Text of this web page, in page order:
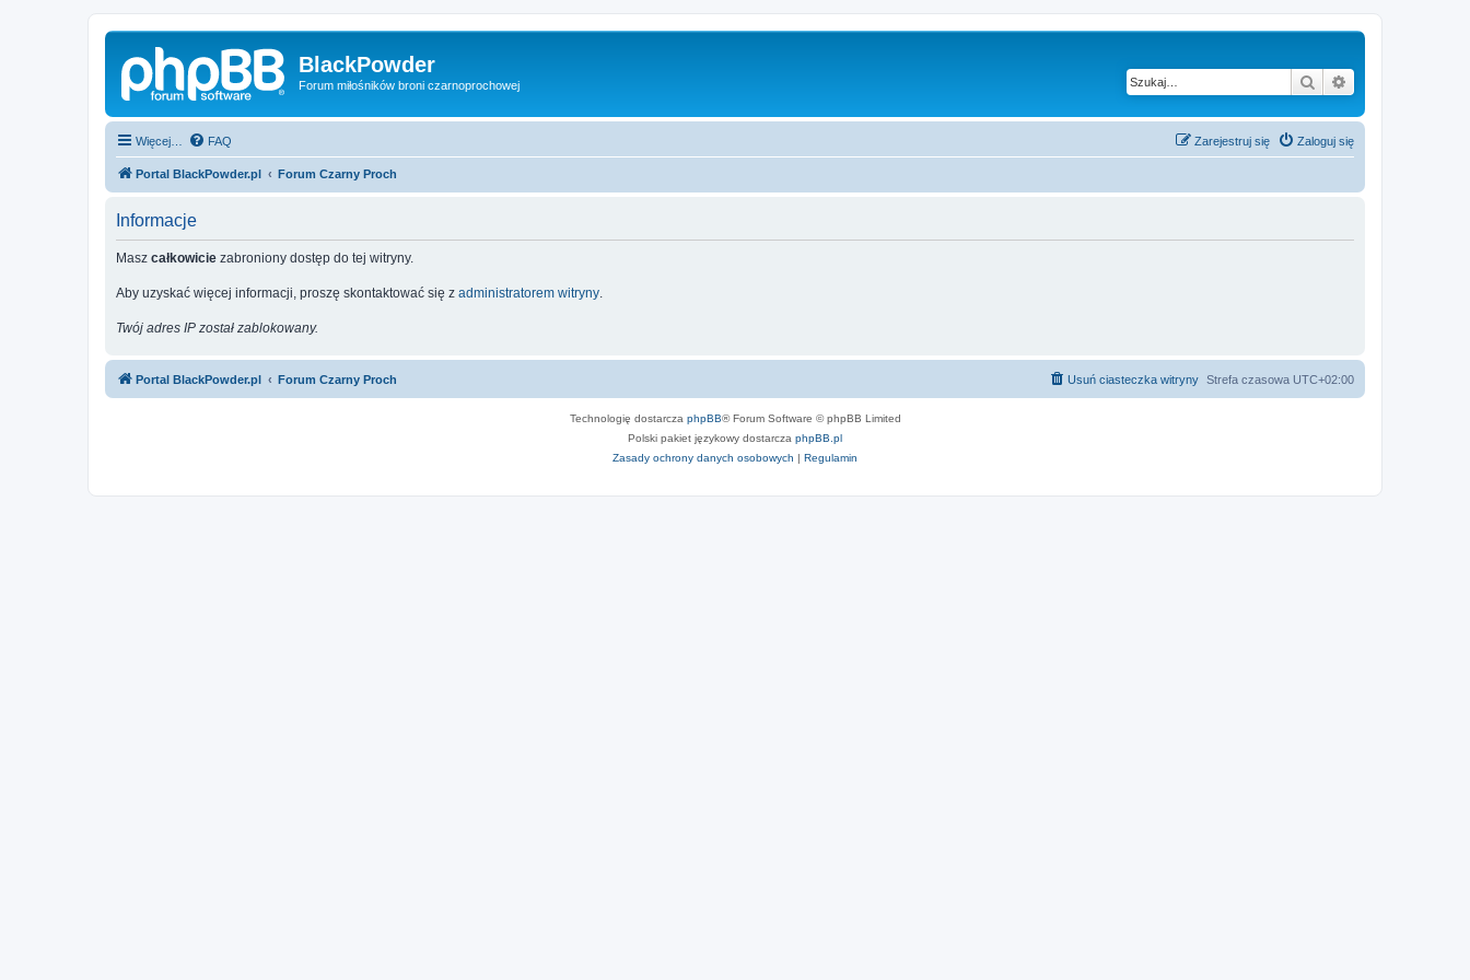
BlackPowder
Forum miłośników broni czarnoprochowej Szukaj
Więcej… FAQ Zaloguj się
Zarejestruj się
Portal BlackPowder.pl Forum Czarny Proch
Informacje
Masz całkowicie zabroniony dostęp do tej witryny.
Aby uzyskać więcej informacji, proszę skontaktować się z administratorem witryny
Twój adres IP został zablokowany.
Portal BlackPowder.pl Forum Czarny Proch Strefa czasowa UTC+02:00
Usuń ciasteczka witryny
Technologię dostarcza phpBB® Forum Software © phpBB Limited
Polski pakiet językowy dostarcza phpBB.pl
Zasady ochrony danych osobowych | Regulamin